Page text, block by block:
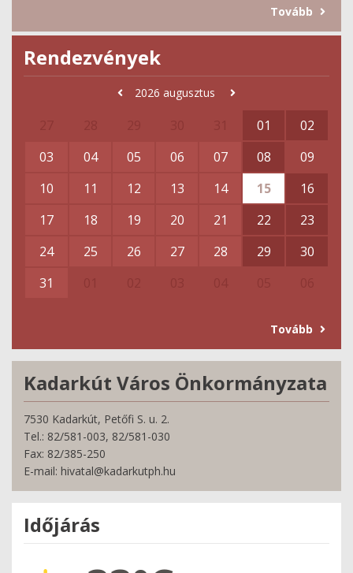
Tovább
Rendezvények
2026 augusztus
01
02
03
04 05 06 07 08
09
10
11 12 13 14 15
16
17
18 19 20 21 22
23
24
25 26 27 28 29
30
31
Tovább
Kadarkút Város Önkormányzata
7530 Kadarkút, Petőfi S. u. 2.
Tel.: 82/581-003, 82/581-030
Fax: 82/385-250
E-mail: hivatal@kadarkutph.hu
Időjárás